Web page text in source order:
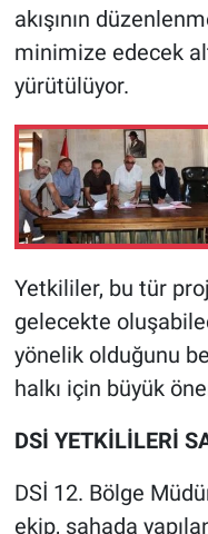
akışının
minimize edecek
yürütülüyor.
Yetkililer, bu tür
gelecekte
yönelik olduğunu
halkı için büyük
DSİ YETKİLİLERİ
DSİ 12. Bölge
ekip, sahada